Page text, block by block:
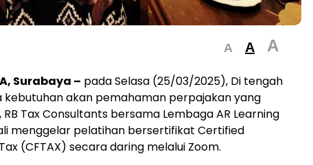
A A A
Surabaya – pada Selasa (25/03/2025), Di tengah
kebutuhan akan pemahaman perpajakan yang
Tax Consultants bersama Lembaga AR Learning
menggelar pelatihan bersertifikat Certified
(CFTAX) secara daring melalui Zoom.